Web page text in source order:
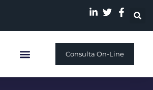
Consulta On-Line